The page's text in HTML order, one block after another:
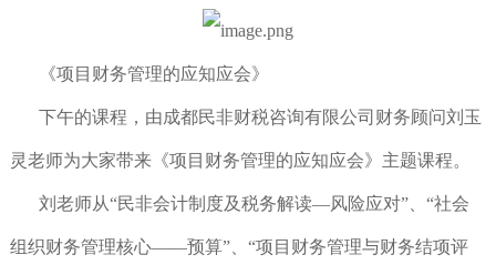
《项目财务管理的应知应会》
下午的课程，由成都民非财税咨询有限公司财务顾问刘玉
灵老师为大家带来《项目财务管理的应知应会》主题课程。
刘老师从“民非会计制度及税务解读—风险应对”、“社会
组织财务管理核心——预算”、“项目财务管理与财务结项评